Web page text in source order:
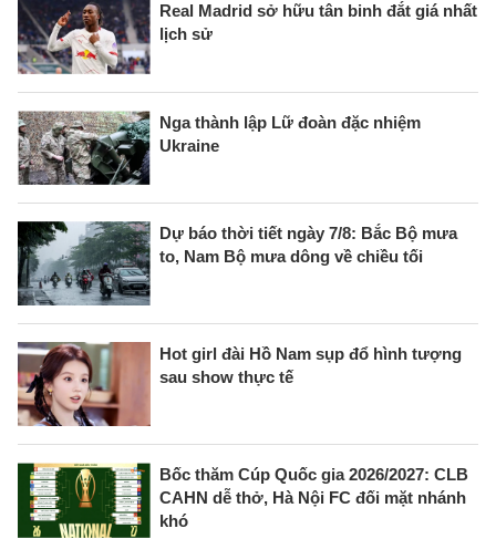
Real Madrid sở hữu tân binh đắt giá nhất
lịch sử
Nga thành lập Lữ đoàn đặc nhiệm
Ukraine
Dự báo thời tiết ngày 7/8: Bắc Bộ mưa
to, Nam Bộ mưa dông về chiều tối
Hot girl đài Hồ Nam sụp đổ hình tượng
sau show thực tế
Bốc thăm Cúp Quốc gia 2026/2027: CLB
CAHN dễ thở, Hà Nội FC đối mặt nhánh
khó